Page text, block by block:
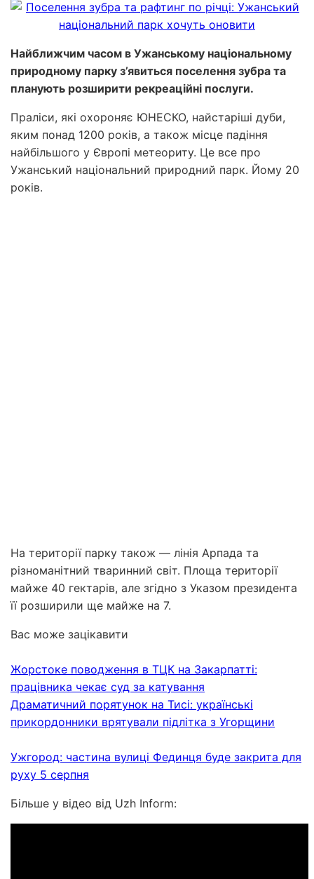
Найближчим часом в Ужанському національному
природному парку з’явиться поселення зубра та
планують розширити рекреаційні послуги.
Праліси, які охороняє ЮНЕСКО, найстаріші дуби,
яким понад 1200 років, а також місце падіння
найбільшого у Європі метеориту. Це все про
Ужанський національний природний парк. Йому 20
років.
На території парку також — лінія Арпада та
різноманітний тваринний світ. Площа території
майже 40 гектарів, але згідно з Указом президента
її розширили ще майже на 7.
Вас може зацікавити
Жорстоке поводження в ТЦК на Закарпатті:
працівника чекає суд за катування
Драматичний порятунок на Тисі: українські
прикордонники врятували підлітка з Угорщини
Ужгород: частина вулиці Фединця буде закрита для
руху 5 серпня
Більше у відео від Uzh Inform: